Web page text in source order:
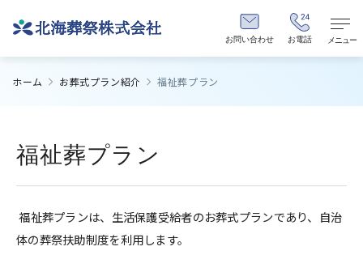
お問い合わせ お電話 メニュー
ホーム お葬式プラン紹介 福祉葬プラン
福祉葬プラン
福祉葬プランは、生活保護受給者のお葬式プランであり、自治
体の葬祭扶助制度を利用します。